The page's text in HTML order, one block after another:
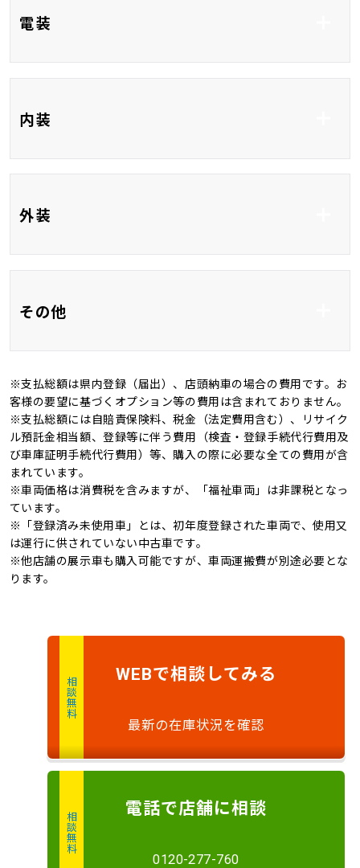
レーンアシスト
電装
Bluetooth接続 USB入力端子
内装
外装
バックカメラ ＬＥＤ
ヘッドライトレベライ
ザー
オートマチックハイビ
ーム
オートライト
その他
ワンオーナー 記録簿
禁煙車 4WD
※支払総額は県内登録（届出）、店頭納車の場合の費用です。お
客様の要望に基づくオプション等の費用は含まれておりません。
※支払総額には自賠責保険料、税金（法定費用含む）、リサイク
ル預託金相当額、登録等に伴う費用（検査・登録手続代行費用及
び車庫証明手続代行費用）等、購入の際に必要な全ての費用が含
まれています。
※車両価格は消費税を含みますが、「福祉車両」は非課税となっ
ています。
※「登録済み未使用車」とは、初年度登録された車両で、使用又
は運行に供されていない中古車です。
※他店舗の展示車も購入可能ですが、車両運搬費が別途必要とな
ります。
相談無料
WEBで相談 してみる
最新の在庫状況を確認
相談無料
電話で店舗に相談
0120-277-760